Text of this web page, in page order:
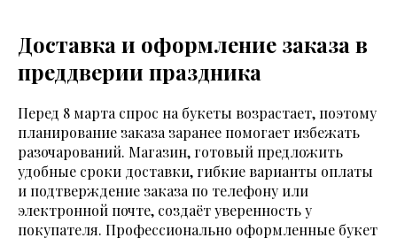
Доставка и оформление заказа в
преддверии праздника
Перед 8 марта спрос на букеты возрастает, поэтому
планирование заказа заранее помогает избежать
разочарований. Магазин, готовый предложить
удобные сроки доставки, гибкие варианты оплаты
и подтверждение заказа по телефону или
электронной почте, создаёт уверенность у
покупателя. Профессионально оформленные букет